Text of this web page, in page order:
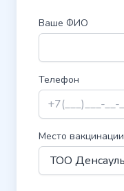
Ваше ФИО
Телефон
Место вакцинации